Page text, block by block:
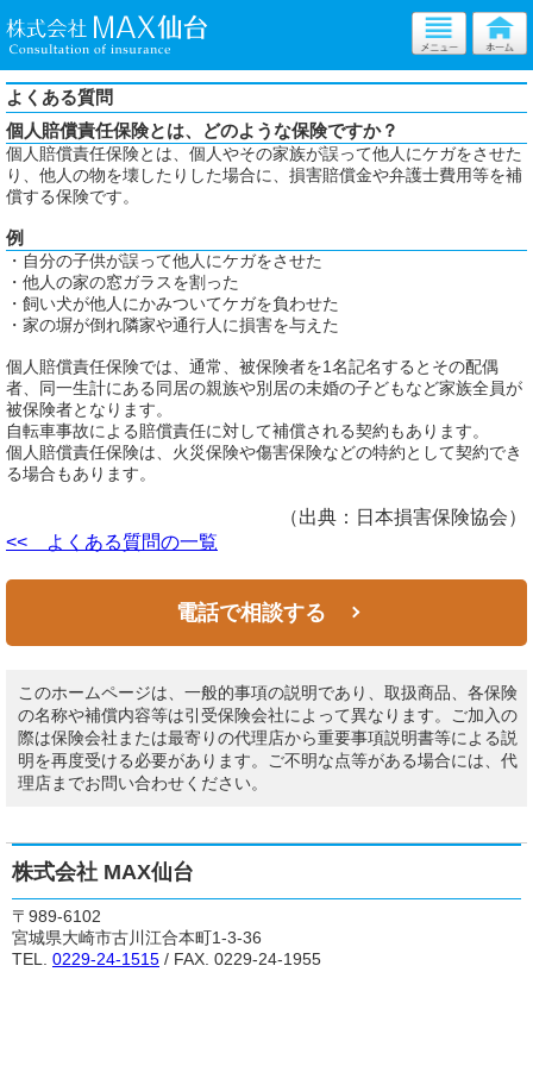
よくある質問
個人賠償責任保険とは、どのような保険ですか？
個人賠償責任保険とは、個人やその家族が誤って他人にケガをさせた
り、他人の物を壊したりした場合に、損害賠償金や弁護士費用等を補
償する保険です。
例
・自分の子供が誤って他人にケガをさせた
・他人の家の窓ガラスを割った
・飼い犬が他人にかみついてケガを負わせた
・家の塀が倒れ隣家や通行人に損害を与えた
個人賠償責任保険では、通常、被保険者を1名記名するとその配偶
者、同一生計にある同居の親族や別居の未婚の子どもなど家族全員が
被保険者となります。
自転車事故による賠償責任に対して補償される契約もあります。
個人賠償責任保険は、火災保険や傷害保険などの特約として契約でき
る場合もあります。
（出典：日本損害保険協会）
<< よくある質問の一覧
電話で相談する
このホームページは、一般的事項の説明であり、取扱商品、各保険
の名称や補償内容等は引受保険会社によって異なります。ご加入の
際は保険会社または最寄りの代理店から重要事項説明書等による説
明を再度受ける必要があります。ご不明な点等がある場合には、代
理店までお問い合わせください。
株式会社 MAX仙台
〒989-6102
宮城県大崎市古川江合本町1-3-36
TEL. 0229-24-1515 / FAX. 0229-24-1955